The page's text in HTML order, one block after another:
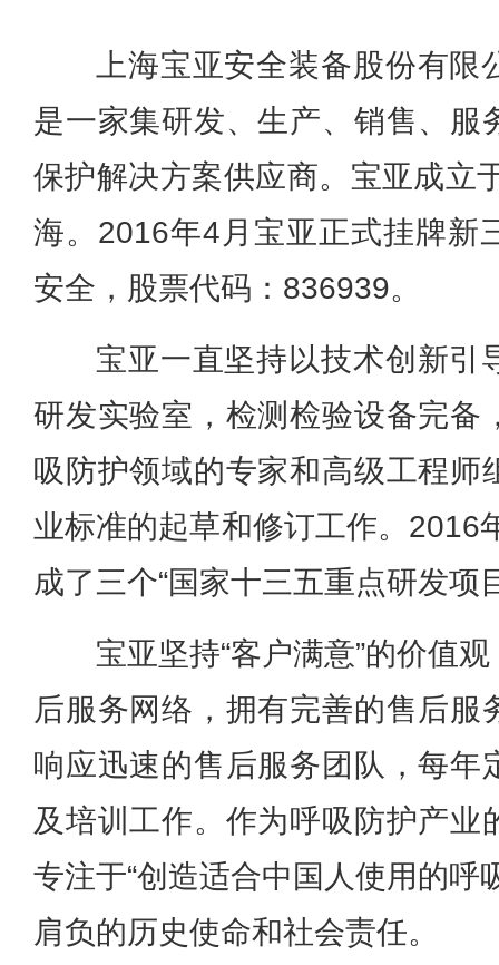
上海宝亚安全装备股份有限
是一家集研发、生产、销售、服
保护解决方案供应商。宝亚成立
海。2016年4月宝亚正式挂牌新
安全，股票代码：836939。
宝亚一直坚持以技术创新引
研发实验室，检测检验设备完备
吸防护领域的专家和高级工程师
业标准的起草和修订工作。2016
成了三个“国家十三五重点研发项
宝亚坚持“客户满意”的价值
后服务网络，拥有完善的售后服
响应迅速的售后服务团队，每年
及培训工作。 作为呼吸防护产业
专注于“创造适合中国人使用的呼
肩负的历史使命和社会责任。